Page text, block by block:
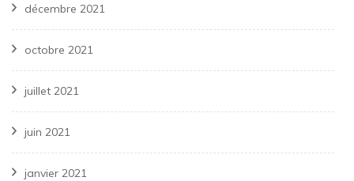
décembre 2021
octobre 2021
juillet 2021
juin 2021
janvier 2021